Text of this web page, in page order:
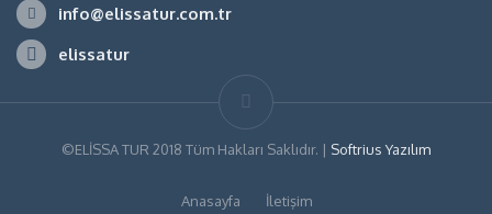
info@elissatur.com.tr
elissatur
©ELİSSA TUR 2018 Tüm Hakları Saklıdır. | Softrius Yazılım
Anasayfa İletişim